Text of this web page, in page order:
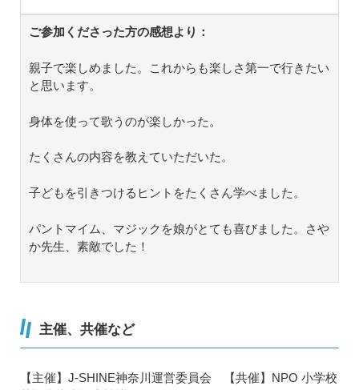
ご参加くださった方の感想より：
親子で楽しめました。これからも楽しさ第一で行きたい
と思います。
身体を使って歌うのが楽しかった。
たくさんの内容を教えていただいた。
子どもを引きつけるヒントをたくさん学べました。
パントマイム、マジックを娘がとても喜びました。さや
か先生、素敵でした！
主催、共催など
【主催】J-SHINE神奈川運営委員会 【共催】NPO 小学校